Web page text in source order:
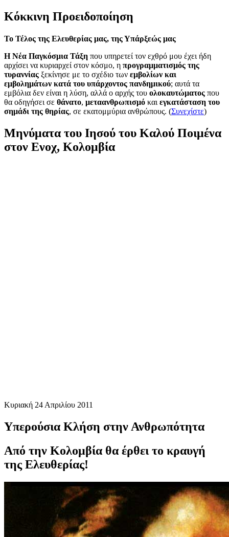
Κόκκινη Προειδοποίηση
Το Τέλος της Ελευθερίας μας, της Υπάρξεώς μας
Η Νέα Παγκόσμια Τάξη που υπηρετεί τον εχθρό μου έχει ήδη
αρχίσει να κυριαρχεί στον κόσμο, η προγραμματισμός της
τυραννίας ξεκίνησε με το σχέδιο των εμβολίων και
εμβολημάτων κατά του υπάρχοντος πανδημικού; αυτά τα
εμβόλια δεν είναι η λύση, αλλά ο αρχής του ολοκαυτώματος που
θα οδηγήσει σε θάνατο, μεταανθρωπισμό και εγκατάσταση του
σημάδι της θηρίας, σε εκατομμύρια ανθρώπους. (Συνεχίστε)
Μηνύματα του Ιησού του Καλού Ποιμένα
στον Ενοχ, Κολομβία
Κυριακή 24 Απριλίου 2011
Υπερούσια Κλήση στην Ανθρωπότητα
Από την Κολομβία θα έρθει το κραυγή
της Ελευθερίας!